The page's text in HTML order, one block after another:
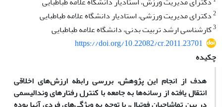
2دکترای مدیریت ورزشی، استادیار دانشگاه علامه طباطبایی
3کارشناسی ارشد تربیت بدنی، دانشگاه علامه طباطبایی
https://doi.org/10.22082/cr.2011.23701
چکیده
هدف از انجام این پژوهش، بررسی رابطه ارزش‌های اخلاقی
انتقال یافته از رسانه‌ها به جامعه با کنترل رفتارهای وندالیسمی